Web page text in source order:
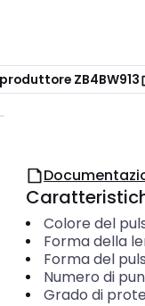
ZB4BW913
Colore del
Forma della
Forma del
Numero di
Grado di